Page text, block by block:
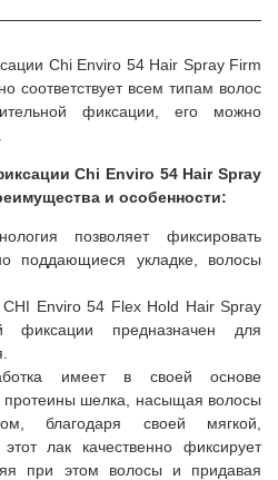
Chi Enviro 54 Hair Spray Firm
соответствует всем типам волос
фиксации, его можно
Chi Enviro 54 Hair Spray
и особенности:
позволяет фиксировать
поддающиеся укладке, волосы
Enviro 54 Flex Hold Hair Spray
фиксации предназначен для
имеет в своей основе
протеины шелка, насыщая волосы
благодаря своей мягкой,
лак качественно фиксирует
при этом волосы и придавая